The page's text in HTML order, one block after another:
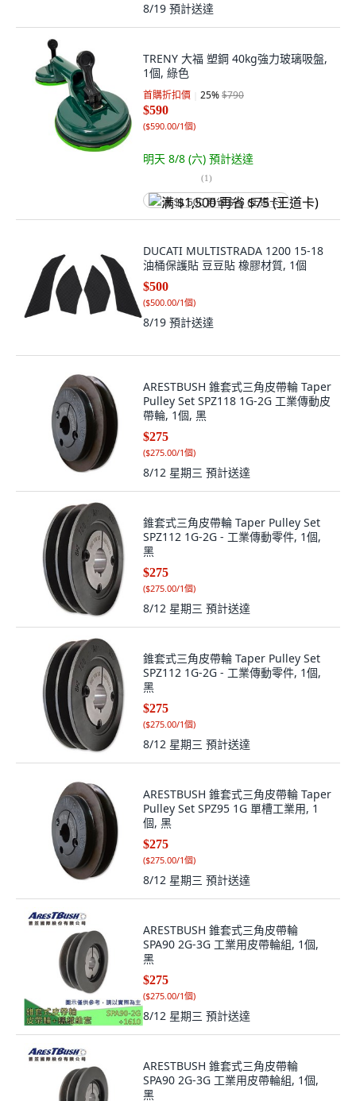
8/19 預計送達
TRENY 大福 塑鋼 40kg強力玻璃吸盤,
1個, 綠色
首購折扣價 25%$790
$590
($590.00/1個)
明天 8/8 (六) 預計送達
(1)
满 $1,500 再省 $75 (王道卡)
DUCATI MULTISTRADA 1200 15-18
油桶保護貼 豆豆貼 橡膠材質, 1個
$500
($500.00/1個)
8/19 預計送達
ARESTBUSH 錐套式三角皮帶輪 Taper
Pulley Set SPZ118 1G-2G 工業傳動皮
帶輪, 1個, 黑
$275
($275.00/1個)
8/12 星期三 預計送達
錐套式三角皮帶輪 Taper Pulley Set
SPZ112 1G-2G - 工業傳動零件, 1個,
黑
$275
($275.00/1個)
8/12 星期三 預計送達
錐套式三角皮帶輪 Taper Pulley Set
SPZ112 1G-2G - 工業傳動零件, 1個,
黑
$275
($275.00/1個)
8/12 星期三 預計送達
ARESTBUSH 錐套式三角皮帶輪 Taper
Pulley Set SPZ95 1G 單槽工業用, 1
個, 黑
$275
($275.00/1個)
8/12 星期三 預計送達
ARESTBUSH 錐套式三角皮帶輪
SPA90 2G-3G 工業用皮帶輪組, 1個,
黑
$275
($275.00/1個)
8/12 星期三 預計送達
ARESTBUSH 錐套式三角皮帶輪
SPA90 2G-3G 工業用皮帶輪組, 1個,
黑